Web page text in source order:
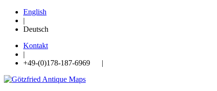
English
|
Deutsch
Kontakt
|
+49-(0)178-187-6969 |